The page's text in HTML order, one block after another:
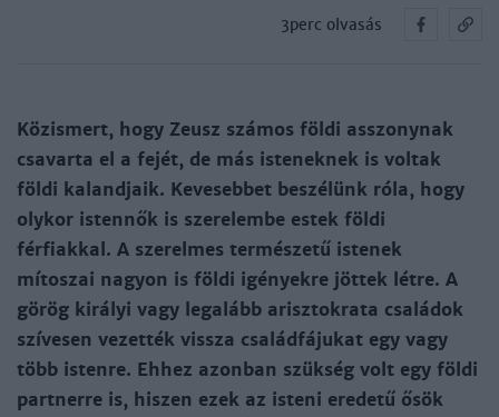
3perc olvasás
Közismert, hogy Zeusz számos földi asszonynak
csavarta el a fejét, de más isteneknek is voltak
földi kalandjaik. Kevesebbet beszélünk róla, hogy
olykor istennők is szerelembe estek földi
férfiakkal. A szerelmes természetű istenek
mítoszai nagyon is földi igényekre jöttek létre. A
görög királyi vagy legalább arisztokrata családok
szívesen vezették vissza családfájukat egy vagy
több istenre. Ehhez azonban szükség volt egy földi
partnerre is, hiszen ezek az isteni eredetű ősök